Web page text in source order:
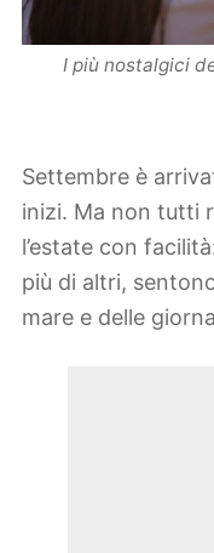
I più nostalgici
Settembre è
inizi. Ma non tutti
l’estate con
più di altri,
mare e delle